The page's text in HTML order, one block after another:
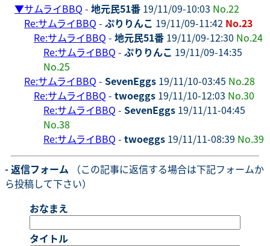
▼サムライBBQ - 地元民51番 19/11/09-10:03 No.22
Re:サムライBBQ - ぷりりんこ 19/11/09-11:42 No.23
Re:サムライBBQ - 地元民51番 19/11/09-12:30 No.24
Re:サムライBBQ - ぷりりんこ 19/11/09-14:35
No.25
Re:サムライBBQ - SevenEggs 19/11/10-03:45 No.28
Re:サムライBBQ - twoeggs 19/11/10-12:03 No.30
Re:サムライBBQ - SevenEggs 19/11/11-04:45
No.38
Re:サムライBBQ - twoeggs 19/11/11-08:39 No.39
- 返信フォーム （この記事に返信する場合は下記フォームか
ら投稿して下さい）
おなまえ
タイトル